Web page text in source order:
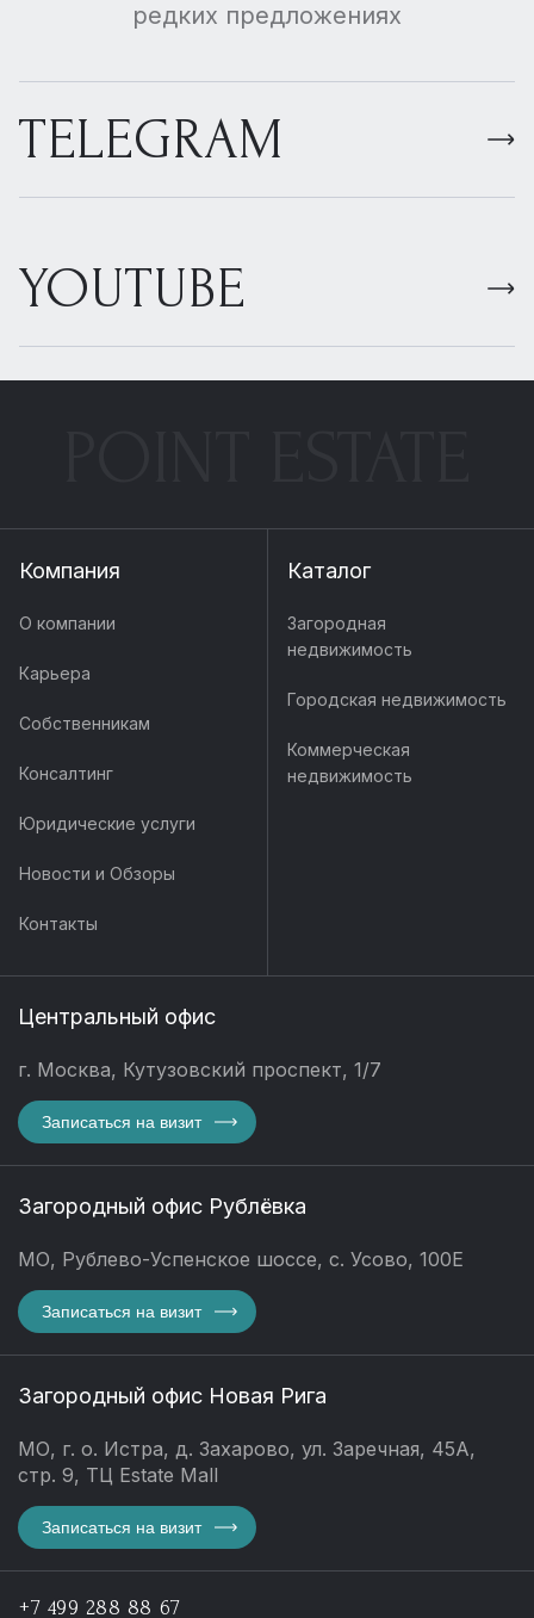
редких предложениях
TELEGRAM
YOUTUBE
Компания
О компании
Карьера
Собственникам
Консалтинг
Юридические услуги
Новости и Обзоры
Контакты
Каталог
Загородная
недвижимость
Городская недвижимость
Коммерческая
недвижимость
Центральный офис
г. Москва, Кутузовский проспект, 1/7
Записаться на визит
Загородный офис Рублёвка
МО, Рублево-Успенское шоссе, с. Усово, 100Е
Записаться на визит
Загородный офис Новая Рига
МО, г. о. Истра, д. Захарово, ул. Заречная, 45А,
стр. 9, ТЦ Estate Mall
Записаться на визит
+7 499 288 88 67